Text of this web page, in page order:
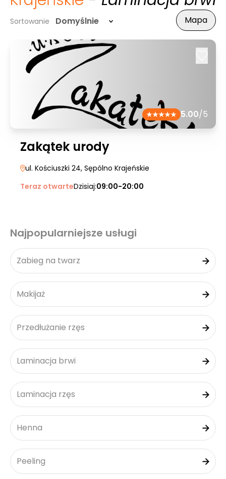
Sortowanie Domyślnie Mapa
5.00/5
Zakątek urody
ul. Kościuszki 24, Sępólno Krajeńskie
Teraz otwarteDzisiaj:09:00-20:00
Najpopularniejsze usługi
Zabieg na twarz
Makijaż
Przedłużanie rzęs
Laminacja brwi
Laminacja rzęs
Henna
Peeling